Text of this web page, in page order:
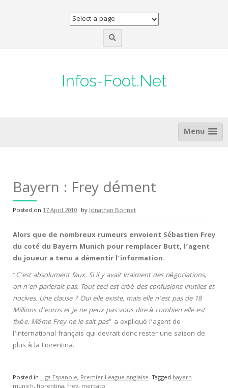
Infos-Foot.Net
Menu
Bayern : Frey dément
Posted on 17 April 2010 byJonathan Bonnet
Alors que de nombreux rumeurs envoient Sébastien Frey
du coté du Bayern Munich pour remplacer Butt, l’agent
du joueur a tenu a démentir l’information.
“C’est absolument faux. Si il y avait vraiment des négociations,
on n’en parlerait pas. Tout ceci est créé des confusions inutiles et
nocives. Une clause ? Oui elle existe, mais elle n’est pas de 18
Millions d’euros et je ne peux pas vous dire à combien elle est
fixée. Même Frey ne le sait pas” a expliqué l’agent de
l’international français qui devrait donc rester une saison de
plus à la Fiorentina.
Posted in Liga Espanole, Premier League Anglaise Tagged bayern